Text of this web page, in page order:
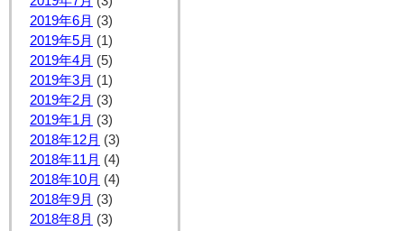
2019年6月 (3)
2019年5月 (1)
2019年4月 (5)
2019年3月 (1)
2019年2月 (3)
2019年1月 (3)
2018年12月 (3)
2018年11月 (4)
2018年10月 (4)
2018年9月 (3)
2018年8月 (3)